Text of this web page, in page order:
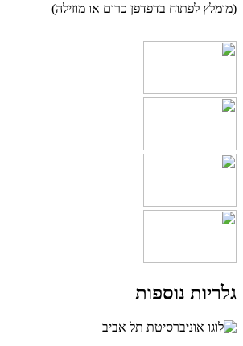
(מומלץ לפתוח בדפדפן כרום או מוזילה)
גלריות נוספות